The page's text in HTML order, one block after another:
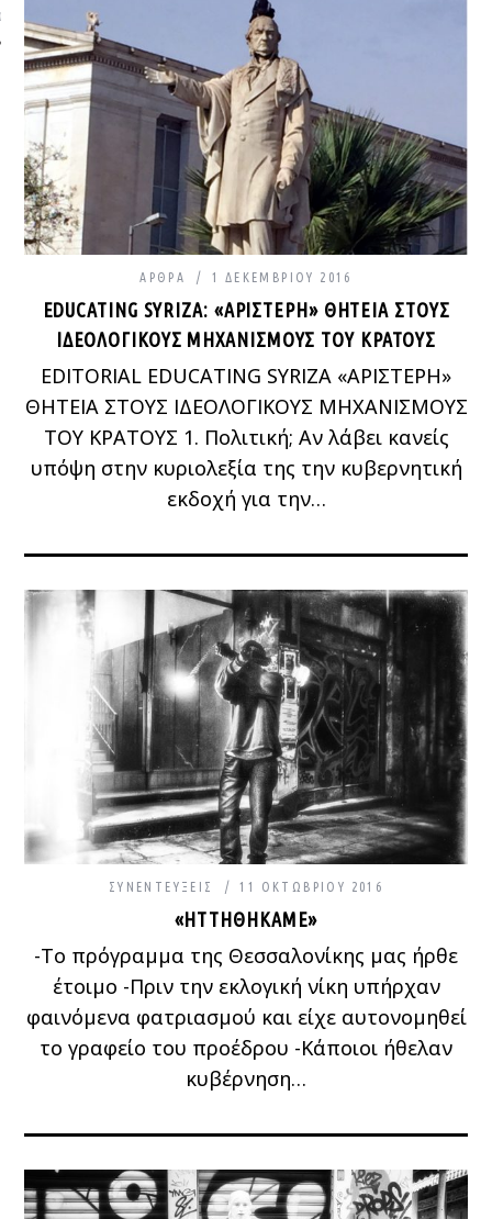
ΆΡΘΡΑ 1 ΔΕΚΕΜΒΡΊΟΥ 2016
EDUCATING SYRIZA: «ΑΡΙΣΤΕΡΉ» ΘΗΤΕΊΑ ΣΤΟΥΣ
ΙΔΕΟΛΟΓΙΚΟΎΣ ΜΗΧΑΝΙΣΜΟΎΣ ΤΟΥ ΚΡΆΤΟΥΣ
EDITORIAL EDUCATING SYRIZA «ΑΡΙΣΤΕΡΗ»
ΘΗΤΕΙΑ ΣΤΟΥΣ ΙΔΕΟΛΟΓΙΚΟΥΣ ΜΗΧΑΝΙΣΜΟΥΣ
ΤΟΥ ΚΡΑΤΟΥΣ 1. Πολιτική; Αν λάβει κανείς
υπόψη στην κυριολεξία της την κυβερνητική
εκδοχή για την…
ΣΥΝΕΝΤΕΎΞΕΙΣ 11 ΟΚΤΩΒΡΊΟΥ 2016
«ΗΤΤΗΘΉΚΑΜΕ»
-Το πρόγραμμα της Θεσσαλονίκης μας ήρθε
έτοιμο -Πριν την εκλογική νίκη υπήρχαν
φαινόμενα φατριασμού και είχε αυτονομηθεί
το γραφείο του προέδρου -Κάποιοι ήθελαν
κυβέρνηση…